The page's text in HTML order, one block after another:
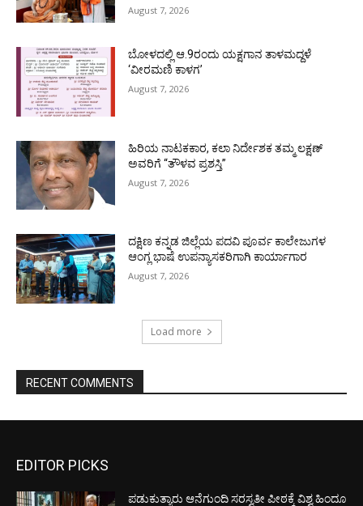
August 7, 2026
ಬೋಳದಲ್ಲಿ ಆ.9ರಂದು ಯಕ್ಷಗಾನ ತಾಳಮದ್ದಳೆ
‘ವೀರಮಣಿ ಕಾಳಗ’
August 7, 2026
ಹಿರಿಯ ನಾಟಕಕಾರ, ಕಲಾ ನಿರ್ದೇಶಕ ತಮ್ಮ ಲಕ್ಷಣ್
ಅವರಿಗೆ “ತೌಳವ ಪ್ರಶಸ್ತಿ”
August 7, 2026
ದಕ್ಷಿಣ ಕನ್ನಡ ಜಿಲ್ಲೆಯ ಪದವಿ ಪೂರ್ವ ಕಾಲೇಜುಗಳ
ಆಂಗ್ಲ ಭಾಷೆ ಉಪನ್ಯಾಸಕರಿಗಾಗಿ ಕಾರ್ಯಾಗಾರ
August 7, 2026
Load more
RECENT COMMENTS
EDITOR PICKS
ಪಡುಕುತ್ಯಾರು ಆನೆಗುಂದಿ ಸರಸ್ವತೀ ಪೀಠಕ್ಕೆ ವಿಶ್ವ ಹಿಂದೂ